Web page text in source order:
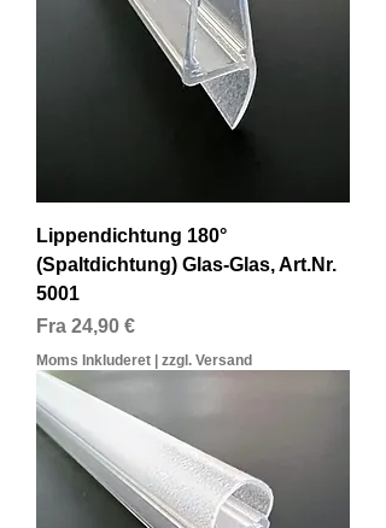
Lippendichtung 180°
(Spaltdichtung) Glas-Glas, Art.Nr.
5001
Fra 24,90 €
Salgspris
Moms Inkluderet zzgl. Versand